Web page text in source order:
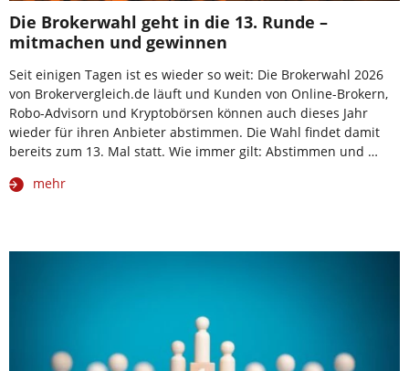
Die Brokerwahl geht in die 13. Runde –
mitmachen und gewinnen
Seit einigen Tagen ist es wieder so weit: Die Brokerwahl 2026
von Brokervergleich.de läuft und Kunden von Online-Brokern,
Robo-Advisorn und Kryptobörsen können auch dieses Jahr
wieder für ihren Anbieter abstimmen. Die Wahl findet damit
bereits zum 13. Mal statt. Wie immer gilt: Abstimmen und …
mehr